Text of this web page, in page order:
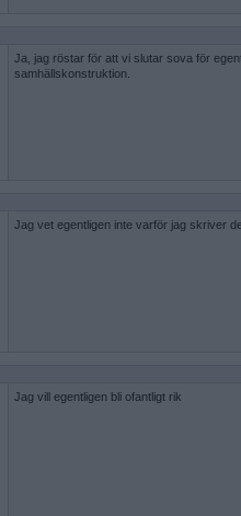
Ja, jag röstar för att vi slutar sova för
samhällskonstruktion.
Jag vet egentligen inte varför jag skriver
Jag vill egentligen bli ofantligt rik